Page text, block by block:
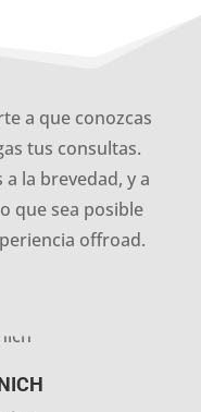
a que conozcas
tus consultas.
la brevedad, y a
que sea posible
offroad.